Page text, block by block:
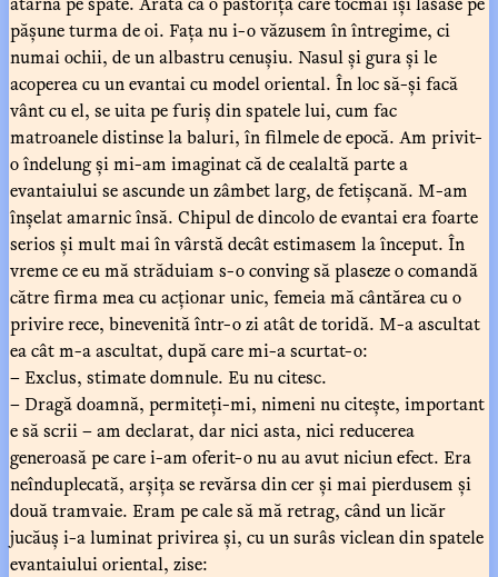
pășune turma de oi. Fața nu i-o văzusem în întregime, ci
numai ochii, de un albastru cenușiu. Nasul și gura și le
acoperea cu un evantai cu model oriental. În loc să-și facă
vânt cu el, se uita pe furiș din spatele lui, cum fac
matroanele distinse la baluri, în filmele de epocă. Am privit-
o îndelung și mi-am imaginat că de cealaltă parte a
evantaiului se ascunde un zâmbet larg, de fetișcană. M-am
înșelat amarnic însă. Chipul de dincolo de evantai era foarte
serios și mult mai în vârstă decât estimasem la început. În
vreme ce eu mă străduiam s-o conving să plaseze o comandă
către firma mea cu acționar unic, femeia mă cântărea cu o
privire rece, binevenită într-o zi atât de toridă. M-a ascultat
ea cât m-a ascultat, după care mi-a scurtat-o:
– Exclus, stimate domnule. Eu nu citesc.
– Dragă doamnă, permiteți-mi, nimeni nu citește, important
e să scrii – am declarat, dar nici asta, nici reducerea
generoasă pe care i-am oferit-o nu au avut niciun efect. Era
neînduplecată, arșița se revărsa din cer și mai pierdusem și
două tramvaie. Eram pe cale să mă retrag, când un licăr
jucăuș i-a luminat privirea și, cu un surâs viclean din spatele
evantaiului oriental, zise: